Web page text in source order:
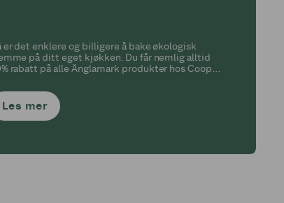
er det enklere og billigere å bake økologisk
på ditt eget kjøkken. Du får nemlig alltid
rabatt på alle Änglamark produkter hos Coop
Les mer